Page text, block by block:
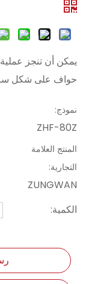
يمكن أن تنجز
حواف على شكل سرج
نموذج:
ZHF-80Z
المنتج العلامة
التجارية:
ZUNGWAN
الكمية: